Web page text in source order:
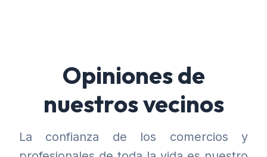
Opiniones de
nuestros vecinos
La confianza de los comercios y